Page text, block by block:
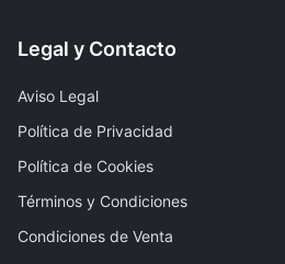
Legal y Contacto
Aviso Legal
Política de Privacidad
Política de Cookies
Términos y Condiciones
Condiciones de Venta